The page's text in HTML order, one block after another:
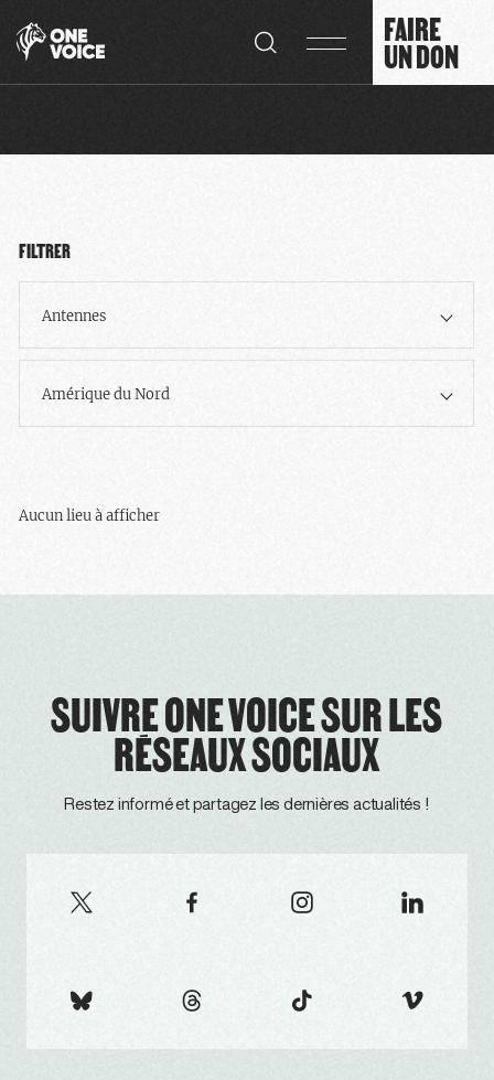
FAIRE
UN DON
FILTRER
Antennes
Amérique du Nord
Aucun lieu à afficher
SUIVRE ONE VOICE SUR LES
RÉSEAUX SOCIAUX
Restez informé et partagez les dernières actualités !